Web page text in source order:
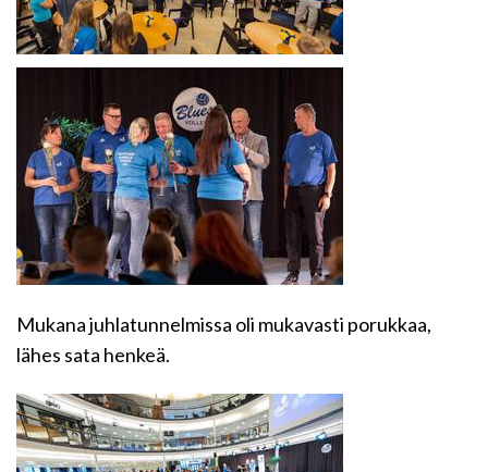
Mukana juhlatunnelmissa oli mukavasti porukkaa,
lähes sata henkeä.